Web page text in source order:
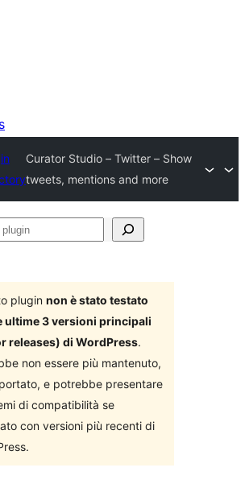
Curator Studio – Twitter – Show
tweets, mentions and more
plugin non è stato testato
ultime 3 versioni principali
releases) di WordPress.
non essere più mantenuto,
e potrebbe presentare
di compatibilità se
con versioni più recenti di